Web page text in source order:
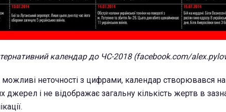
календар до ЧС-2018 (facebook.com/
неточності з цифрами, календар створювався на
джерел і не відображає загальну кількість жертв в